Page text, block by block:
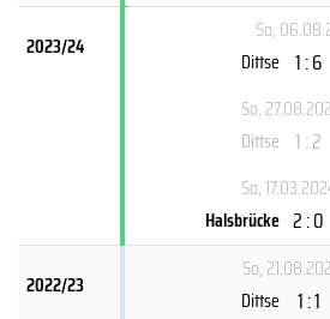
2023/24
So,
Dittse 1 : 6
So,
Dittse 1 : 2
So,
Halsbrücke 2 : 0
2022/23
So,
Dittse
1 : 1